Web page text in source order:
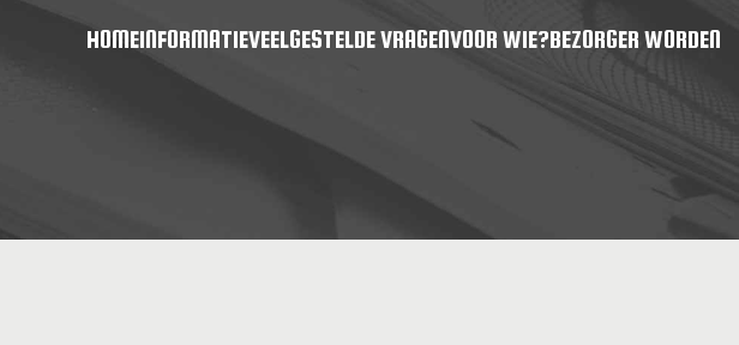
HOMEINFORMATIEVEELGESTELDE VRAGENVOOR WIE?BEZORGER WORDEN